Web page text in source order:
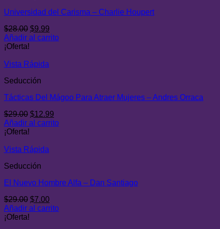
Universidad del Carisma – Charlie Houpert
$28.00 El
precio
$28.00.
$9.99
precio
Añadir al carrito
¡Oferta!
Vista Rápida
Seducción
Tácticas Del Mágoo Para Atraer Mujeres – Andres Orraca
$29.00 El
precio
$29.00.
$12.99
precio
Añadir al carrito
¡Oferta!
Vista Rápida
Seducción
El Nuevo Hombre Alfa – Dan Santiago
$29.00 El
precio
$7.00El
precio
Añadir al carrito
¡Oferta!